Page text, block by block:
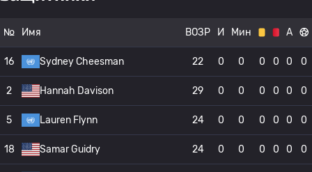
№ Имя ВОЗР И Мин А
16 Sydney Cheesman 22 0 0 0 0 0 0
2 Hannah Davison 29 0 0 0 0 0 0
5 Lauren Flynn 24 0 0 0 0 0 0
18 Samar Guidry 24 0 0 0 0 0 0